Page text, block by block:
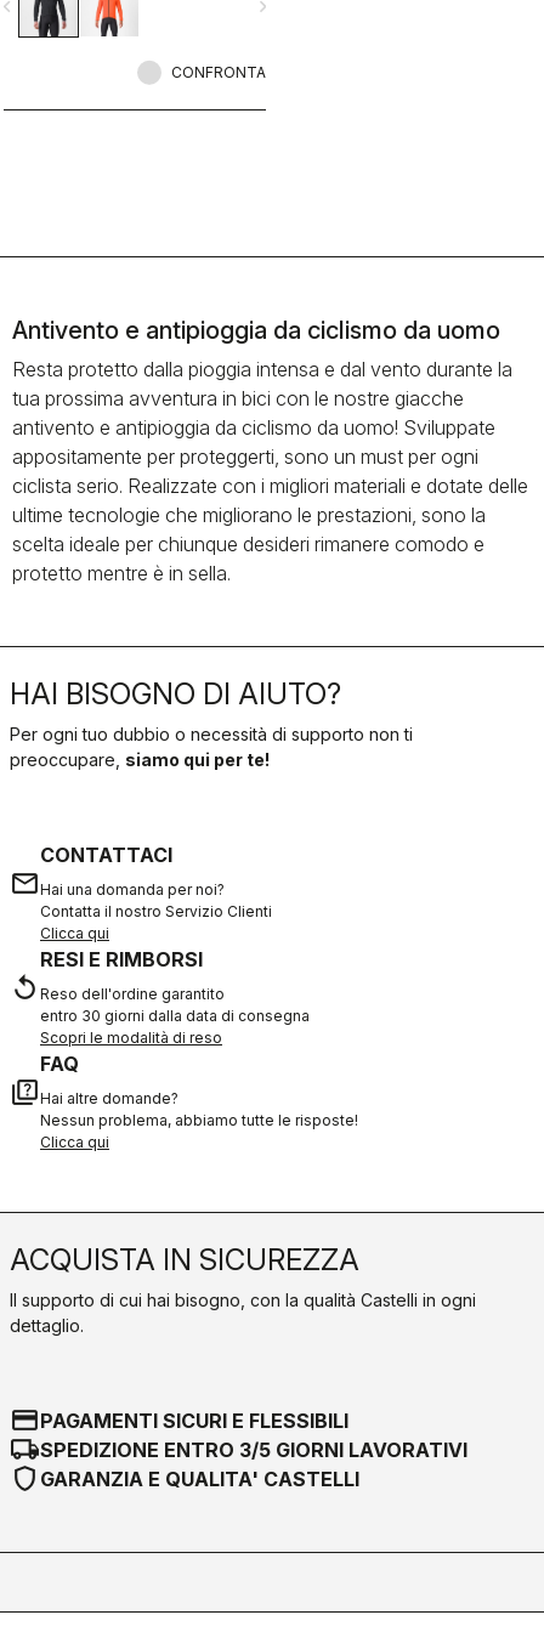
strati isolanti senza aggiungere
ulteriore ingombro. Questo è un
più bagnate e più terribili in sella,
rimanere a casa.
navigate_next
CONFRONTA
Antivento e antipioggia da ciclismo da uomo
Resta protetto dalla pioggia intensa e dal vento durante la
tua prossima avventura in bici con le nostre giacche
antivento e antipioggia da ciclismo da uomo! Sviluppate
appositamente per proteggerti, sono un must per ogni
ciclista serio. Realizzate con i migliori materiali e dotate delle
ultime tecnologie che migliorano le prestazioni, sono la
scelta ideale per chiunque desideri rimanere comodo e
protetto mentre è in sella.
HAI BISOGNO DI AIUTO?
Per ogni tuo dubbio o necessità di supporto non ti
preoccupare, siamo qui per te!
email
CONTATTACI
Hai una domanda per noi?
Contatta il nostro Servizio Clienti
Clicca qui
replay
RESI E RIMBORSI
Reso dell'ordine garantito
entro 30 giorni dalla data di consegna
Scopri le modalità di reso
quiz
FAQ
Hai altre domande?
Nessun problema, abbiamo tutte le risposte!
Clicca qui
ACQUISTA IN SICUREZZA
Il supporto di cui hai bisogno, con la qualità Castelli in ogni
dettaglio.
credit_cardPAGAMENTI SICURI E FLESSIBILI
local_shippingSPEDIZIONE ENTRO 3/5 GIORNI LAVORATIVI
shield GARANZIA E QUALITA' CASTELLI